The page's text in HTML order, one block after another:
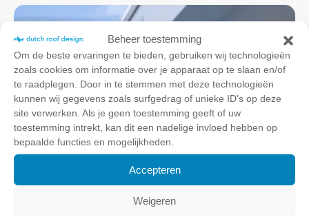
Beheer toestemming
Om de beste ervaringen te bieden, gebruiken wij technologieën
zoals cookies om informatie over je apparaat op te slaan en/of
te raadplegen. Door in te stemmen met deze technologieën
kunnen wij gegevens zoals surfgedrag of unieke ID's op deze
site verwerken. Als je geen toestemming geeft of uw
toestemming intrekt, kan dit een nadelige invloed hebben op
bepaalde functies en mogelijkheden.
Accepteren
Weigeren